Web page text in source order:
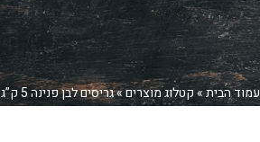
עמוד הבית»קטלוג מוצרים»גריסים לבן פנינה 5 ק”ג